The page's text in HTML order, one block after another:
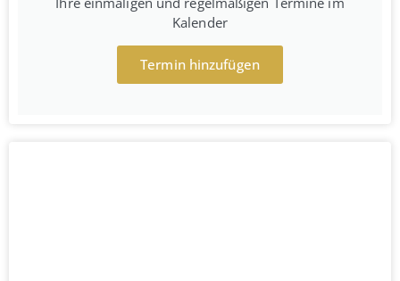
Kalender
Termin hinzufügen